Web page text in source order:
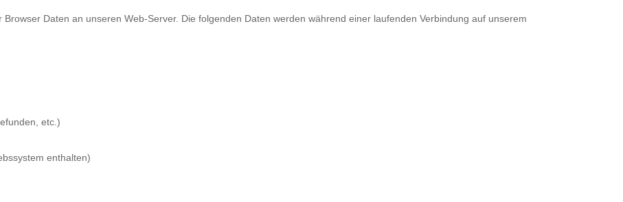
Daten an unseren Web-Server. Die folgenden Daten werden während einer laufenden Verbindung auf unserem
etc.)
enthalten)